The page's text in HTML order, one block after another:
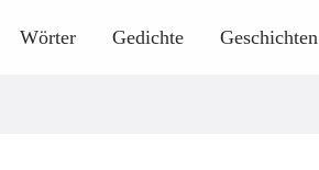
Wörter Gedichte Geschichten